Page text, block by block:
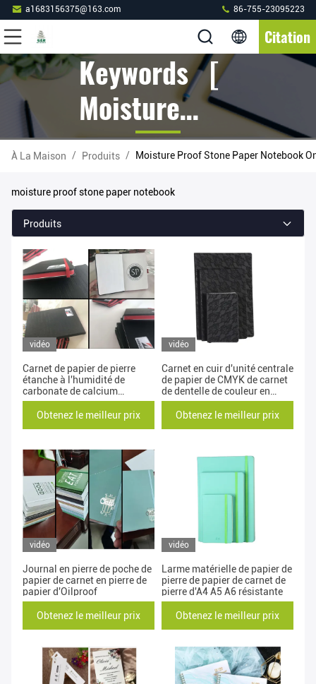
a1683156375@163.com 86-755-23095223
Citation
Keywords [
Moisture
Proof Stone
Paper
Notebook ]
Match 43
Produits
À La Maison / Produits / Moisture Proof Stone Paper Notebook
moisture proof stone paper notebook
Produits
vidéo
Carnet de papier de pierre
étanche à l'humidité de
carbonate de calcium
imperméable
Obtenez le meilleur prix
vidéo
Carnet en cuir d'unité centrale
de papier de CMYK de carnet
de dentelle de couleur en
pierre de gradient
Obtenez le meilleur prix
vidéo
Journal en pierre de poche de
papier de carnet en pierre de
papier d'Oilproof
Obtenez le meilleur prix
vidéo
Larme matérielle de papier de
pierre de papier de carnet de
pierre d'A4 A5 A6 résistante
Obtenez le meilleur prix